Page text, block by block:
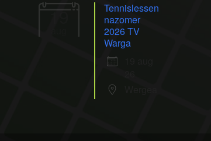
19
Tennislessen
nazomer
2026 TV
Warga